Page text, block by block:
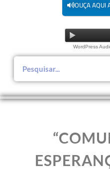
OUÇA AQUI
WordPress